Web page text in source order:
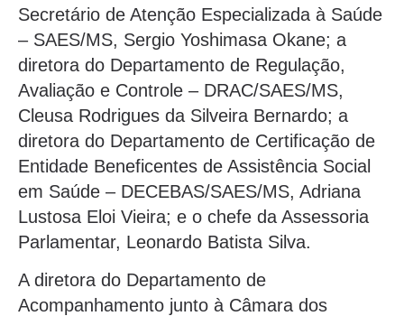
Secretário de Atenção Especializada à Saúde
– SAES/MS, Sergio Yoshimasa Okane; a
diretora do Departamento de Regulação,
Avaliação e Controle – DRAC/SAES/MS,
Cleusa Rodrigues da Silveira Bernardo; a
diretora do Departamento de Certificação de
Entidade Beneficentes de Assistência Social
em Saúde – DECEBAS/SAES/MS, Adriana
Lustosa Eloi Vieira; e o chefe da Assessoria
Parlamentar, Leonardo Batista Silva.
A diretora do Departamento de
Acompanhamento junto à Câmara dos